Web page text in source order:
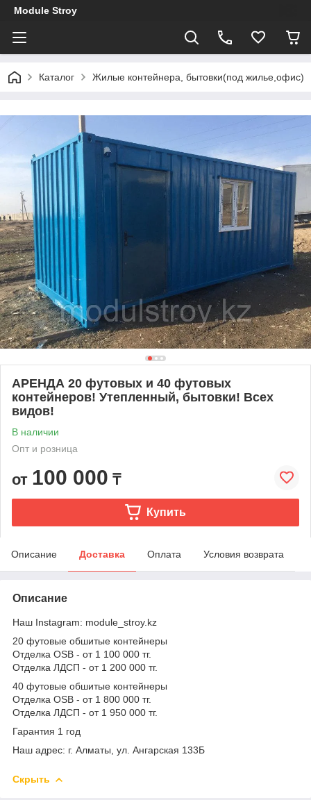
Module Stroy
Каталог Жилые контейнера, бытовки(под жилье,офис)
АРЕНДА 20 футовых и 40 футовых
контейнеров! Утепленный, бытовки! Всех
видов!
В наличии
Опт и розница
от 100 000 ₸
Купить
Описание Доставка Оплата Условия возврата
Описание
Наш Instagram: module_stroy.kz
20 футовые обшитые контейнеры
Отделка OSB - от 1 100 000 тг.
Отделка ЛДСП - от 1 200 000 тг.
40 футовые обшитые контейнеры
Отделка OSB - от 1 800 000 тг.
Отделка ЛДСП - от 1 950 000 тг.
Гарантия 1 год
Наш адрес: г. Алматы, ул. Ангарская 133Б
Скрыть